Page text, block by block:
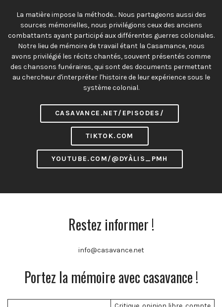
La matière impose la méthode… Nous partageons aussi des
sources mémorielles, nous privilégions ceux des anciens
combattants ayant participé aux différentes guerres coloniales.
Notre lieu de mémoire de travail étant la Casamance, nous
avons privilégié les récits chantés, souvent présentés comme
des chansons funéraires, qui sont des documents permettant
au chercheur d'interpréter l'histoire de leur expérience sous le
système colonial.
CASAVANCE.NET/EPISODES/
TIKTOK.COM
YOUTUBE.COM/@DYÀLIS_PMH
Restez informer !
info@casavance.net
Portez la mémoire avec casavance !